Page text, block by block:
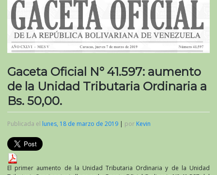
Gaceta Oficial N° 41.597: aumento
de la Unidad Tributaria Ordinaria a
Bs. 50,00.
Publicada el lunes, 18 de marzo de 2019 | por Kevin
El primer aumento de la Unidad Tributaria Ordinaria y de la Unidad